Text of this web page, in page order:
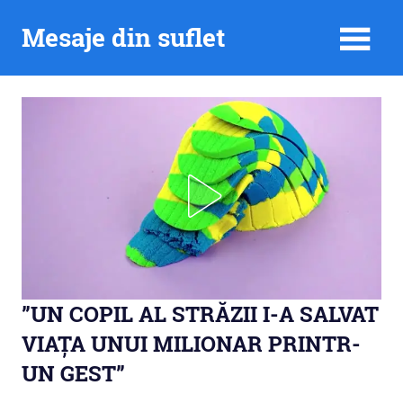
Mesaje din suflet
”UN COPIL AL STRĂZII I-A SALVAT
VIAȚA UNUI MILIONAR PRINTR-
UN GEST”